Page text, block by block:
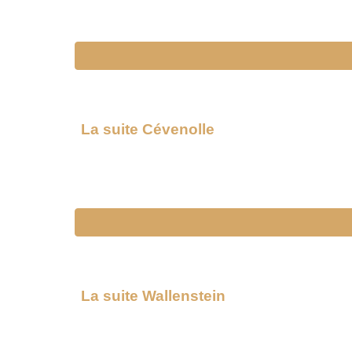
La suite Cévenolle
La suite Wallenstein